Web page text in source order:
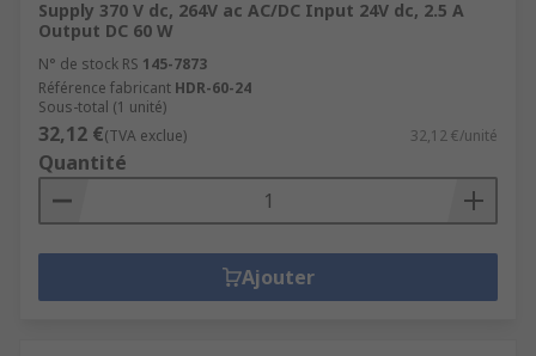
Supply 370 V dc, 264V ac AC/DC Input 24V dc, 2.5 A
Output DC 60 W
N° de stock RS 145-7873
Référence fabricant HDR-60-24
Sous-total (1 unité)
32,12 €(TVA exclue) 32,12 €/unité
Quantité
Ajouter